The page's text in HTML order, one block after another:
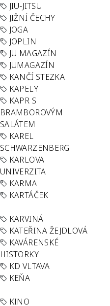
JIU-JITSU
JIŽNÍ ČECHY
JOGA
JOPLIN
JU MAGAZÍN
JUMAGAZÍN
KANČÍ STEZKA
KAPELY
KAPR S
BRAMBOROVÝM
SALÁTEM
KAREL
SCHWARZENBERG
KARLOVA
UNIVERZITA
KARMA
KARTÁČEK
KARVINÁ
KATEŘINA ŽEJDLOVÁ
KAVÁRENSKÉ
HISTORKY
KD VLTAVA
KEŇA
KINO